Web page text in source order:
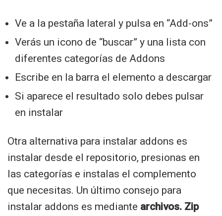
Ve a la pestaña lateral y pulsa en “Add-ons”
Verás un icono de “buscar” y una lista con
diferentes categorías de Addons
Escribe en la barra el elemento a descargar
Si aparece el resultado solo debes pulsar
en instalar
Otra alternativa para instalar addons es
instalar desde el repositorio, presionas en
las categorías e instalas el complemento
que necesitas. Un último consejo para
instalar addons es mediante archivos. Zip